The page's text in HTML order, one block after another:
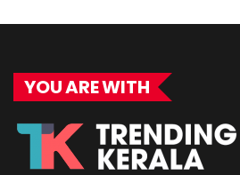
YOU ARE WITH